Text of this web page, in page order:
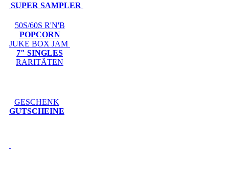
SUPER SAMPLER
50S/60S R'N'B
POPCORN
JUKE BOX JAM
7" SINGLES
RARITÄTEN
GESCHENK
GUTSCHEINE